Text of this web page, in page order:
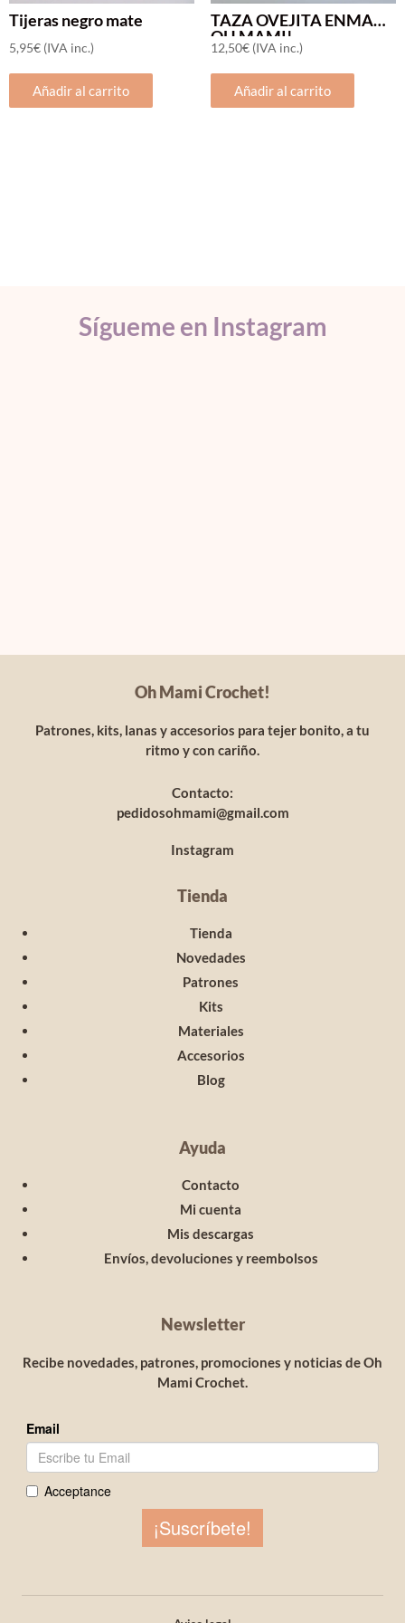
Tijeras negro mate
5,95€ (IVA inc.)
Añadir al carrito
SOLO QUEDAN 2
TAZA OVEJITA ENMA
OH MAMI!
12,50€ (IVA inc.)
Añadir al carrito
Sígueme en Instagram
Oh Mami Crochet!
Patrones, kits, lanas y accesorios para tejer bonito, a tu
ritmo y con cariño.
Contacto:
pedidosohmami@gmail.com
Instagram
Tienda
Tienda
Novedades
Patrones
Kits
Materiales
Accesorios
Blog
Ayuda
Contacto
Mi cuenta
Mis descargas
Envíos, devoluciones y reembolsos
Newsletter
Recibe novedades, patrones, promociones y noticias de Oh
Mami Crochet.